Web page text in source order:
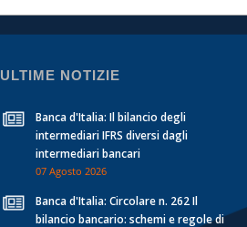
ULTIME NOTIZIE
Banca d'Italia: Il bilancio degli
intermediari IFRS diversi dagli
intermediari bancari
07 Agosto 2026
Banca d'Italia: Circolare n. 262 Il
bilancio bancario: schemi e regole di